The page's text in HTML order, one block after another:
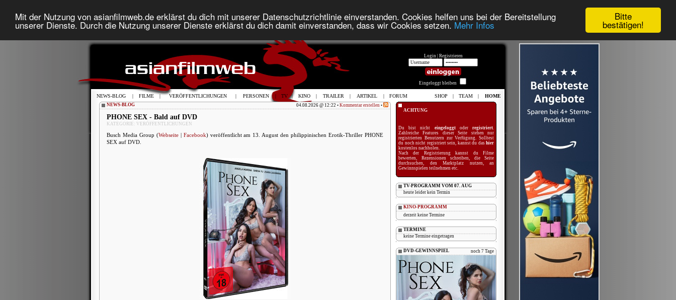
Bitte
bestätigen!
Mit der Nutzung von asianfilmweb.de erklärst du dich mit unserer Datenschutzrichtlinie einverstanden. Cookies helfen uns bei der Bereitstellung
unserer Dienste. Durch die Nutzung unserer Dienste erklärst du dich damit einverstanden, dass wir Cookies setzen. Mehr Infos
NEWS-BLOG | FILME | VERÖFFENTLICHUNGEN | PERSONEN | TV | KINO | TRAILER | ARTIKEL | FORUM SHOP | TEAM | HOME
Login | Registrieren
Eingeloggt bleiben
04.08.2026 @ 12:22 • Kommentar erstellen •
NEWS-BLOG
PHONE SEX - Bald auf DVD
KATEGORIE: VERÖFFENTLICHUNGEN
Busch Media Group (Webseite| Facebook) veröffentlicht am 13. August den philippinischen Erotik-Thriller PHONE
SEX auf DVD.
ACHTUNG
Du bist nicht eingeloggtoderregistriert.
Zahlreiche Features dieser Seite stehen nur
registrierten Benutzern zur Verfügung. Solltest
du noch nicht registriert sein, kannst du das hier
kostenlos nachholen.
Nach der Registrierung kannst du Filme
bewerten, Rezensionen schreiben, die Seite
durchsuchen, den Marktplatz nutzen, an
Gewinnspielen teilnehmen etc.
TV-PROGRAMM VOM 07. AUG
heute leider kein Termin
KINO-PROGRAMM
derzeit keine Termine
TERMINE
keine Termine eingetragen
noch 7 Tage
DVD-GEWINNSPIEL